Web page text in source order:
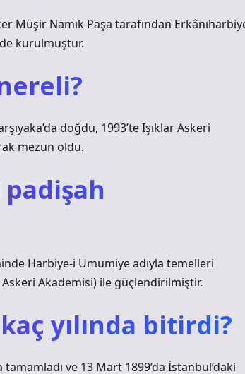
Müşir Namık Paşa tarafından
kurulmuştur.
doğdu, 1993’te Işıklar Askeri
mezun oldu.
Harbiye-i Umumiye adıyla temelleri
Askeri Akademisi) ile güçlendirilmiştir.
yılında bitirdi?
ve 13 Mart 1899’da İstanbul’daki